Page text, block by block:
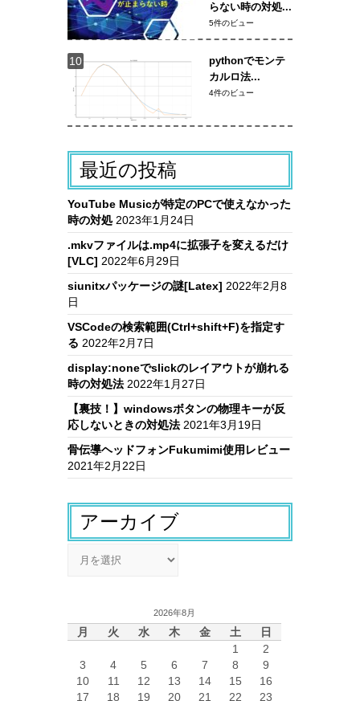
らない時の対処...
5件のビュー
pythonでモンテ
カルロ法...
4件のビュー
最近の投稿
YouTube Musicが特定のPCで使えなかった
時の対処 2023年1月24日
.mkvファイルは.mp4に拡張子を変えるだけ
[VLC] 2022年6月29日
siunitxパッケージの謎[Latex] 2022年2月8
日
VSCodeの検索範囲(Ctrl+shift+F)を指定す
る 2022年2月7日
display:noneでslickのレイアウトが崩れる
時の対処法 2022年1月27日
【裏技！】windowsボタンの物理キーが反
応しないときの対処法 2021年3月19日
骨伝導ヘッドフォンFukumimi使用レビュー
2021年2月22日
アーカイブ
2026年8月
月 火 水 木 金 土
日
1
2
3
4 5 6 7 8
9
10
11 12 13 14 15
16
17
18 19 20 21 22 23